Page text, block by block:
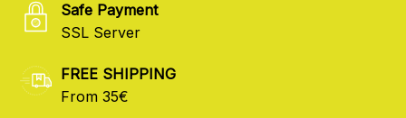
Safe Payment
SSL Server
FREE SHIPPING
From 35€